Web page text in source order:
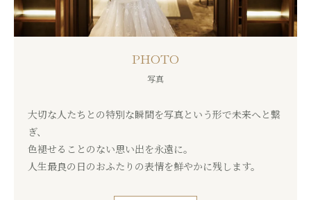
PHOTO
写真
大切な人たちとの特別な瞬間を写真という形で未来へと繋
ぎ、
色褪せることのない思い出を永遠に。
人生最良の日のおふたりの表情を鮮やかに残します。